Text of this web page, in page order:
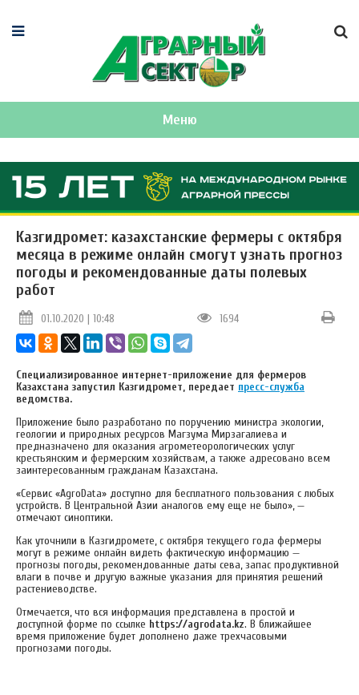
Меню
Казгидромет: казахстанские фермеры с октября
месяца в режиме онлайн смогут узнать прогноз
погоды и рекомендованные даты полевых
работ
01.10.2020 | 10:48 1694
Специализированное интернет-приложение для фермеров
Казахстана запустил Казгидромет, передает пресс-служба
ведомства.
Приложение было разработано по поручению министра экологии,
геологии и природных ресурсов Магзума Мирзагалиева и
предназначено для оказания агрометеорологических услуг
крестьянским и фермерским хозяйствам, а также адресовано всем
заинтересованным гражданам Казахстана.
«Сервис «AgroData» доступно для бесплатного пользования с любых
устройств. В Центральной Азии аналогов ему еще не было», —
отмечают синоптики.
Как уточнили в Казгидромете, с октября текущего года фермеры
могут в режиме онлайн видеть фактическую информацию —
прогнозы погоды, рекомендованные даты сева, запас продуктивной
влаги в почве и другую важные указания для принятия решений
растениеводстве.
Отмечается, что вся информация представлена в простой и
доступной форме по ссылке https://agrodata.kz. В ближайшее
время приложение будет дополнено даже трехчасовыми
прогнозами погоды.